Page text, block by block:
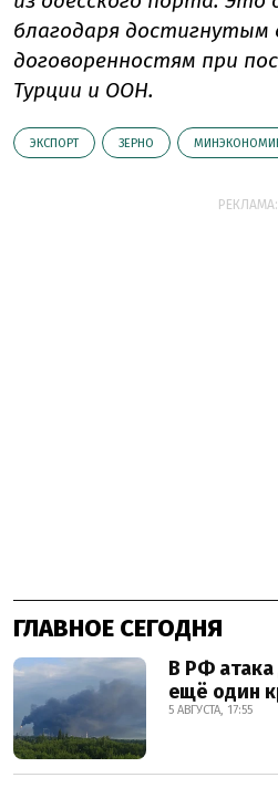
благодаря достигнутым
договоренностям при
Турции и ООН.
ЭКСПОРТ ЗЕРНО
РЕКЛАМА:
ГЛАВНОЕ СЕГОДНЯ
В РФ
ещё один
5 АВГУСТА, 17:55